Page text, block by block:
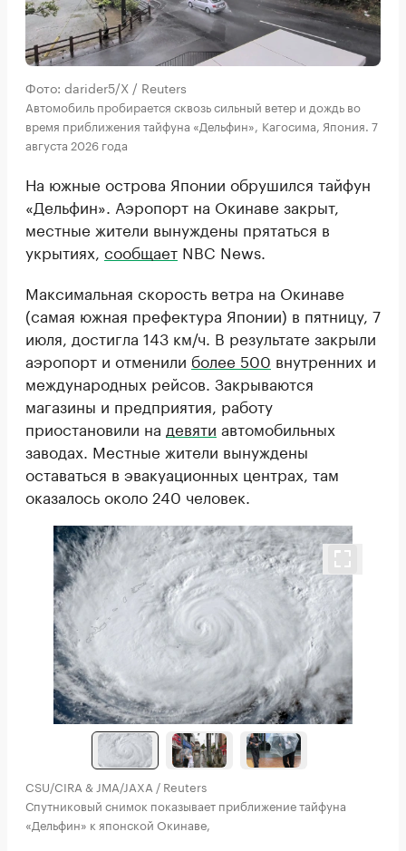
Фото: darider5/X / Reuters
Автомобиль пробирается сквозь сильный ветер и дождь во
время приближения тайфуна «Дельфин», Кагосима, Япония. 7
августа 2026 года
На южные острова Японии обрушился тайфун
«Дельфин». Аэропорт на Окинаве закрыт,
местные жители вынуждены прятаться в
укрытиях, сообщает NBC News.
Максимальная скорость ветра на Окинаве
(самая южная префектура Японии) в пятницу, 7
июля, достигла 143 км/ч. В результате закрыли
аэропорт и отменили более 500 внутренних и
международных рейсов. Закрываются
магазины и предприятия, работу
приостановили на девяти автомобильных
заводах. Местные жители вынуждены
оставаться в эвакуационных центрах, там
оказалось около 240 человек.
CSU/CIRA & JMA/JAXA / Reuters
Спутниковый снимок показывает приближение тайфуна
«Дельфин» к японской Окинаве,